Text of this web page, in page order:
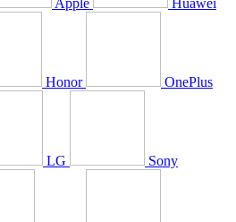
Honor OnePlus
LG Sony